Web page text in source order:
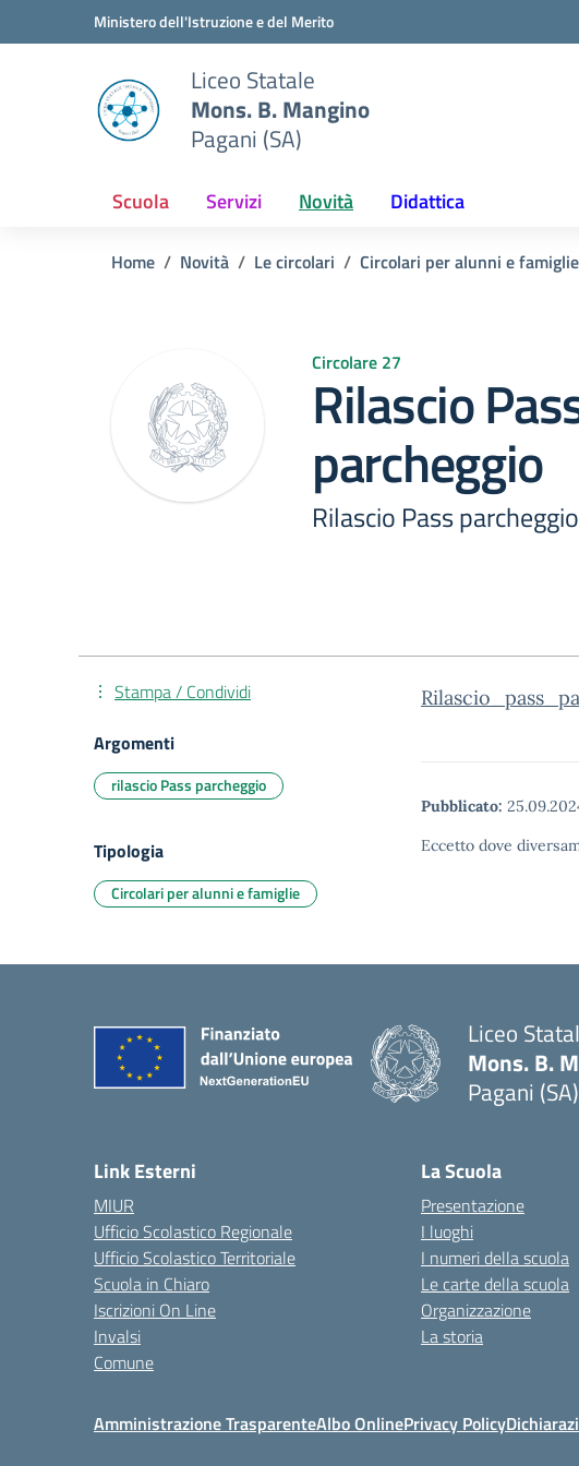
Vai ai contenuti
Vai al menu di navigazioneMinistero dell'Istruzione e del Merito
Liceo Statale
Mons. B. Mangino
Pagani (SA)
Scuola Servizi Novità Didattica
Home Novità Le circolari Circolari per alunni e famiglie
Circolare 27
Rilascio
parcheggio
Rilascio Pass parcheggio
Pubblicato:
Eccetto dove
Stampa / Condividi
Argomenti
rilascio Pass parcheggio
Tipologia
Circolari per alunni e famiglie
Liceo
Mons. B.
Pagani (SA)
Link Esterni
MIUR
Ufficio Scolastico Regionale
Ufficio Scolastico Territoriale
Scuola in Chiaro
Iscrizioni On Line
Invalsi
Comune
La Scuola
Presentazione
I luoghi
I numeri della scuola
Le carte della scuola
Organizzazione
La storia
Amministrazione TrasparenteAlbo OnlinePrivacy Policy